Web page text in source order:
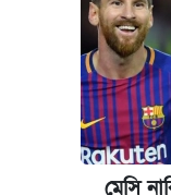
মেসি